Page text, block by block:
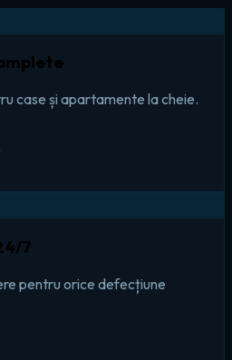
case și apartamente la cheie.
7
pentru orice defecțiune